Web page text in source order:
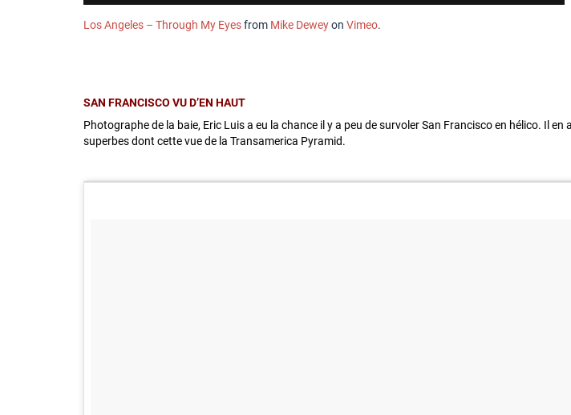
Los Angeles – Through My Eyesfrom Mike DeweyonVimeo.
SAN FRANCISCO VU D’EN HAUT
Photographe de la baie, Eric Luis a eu la chance il y a peu de survoler San Francisco en hélico. Il en
superbes dont cette vue de la Transamerica Pyramid.